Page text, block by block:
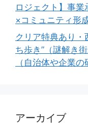
ロジェクト】事
×コミュニティ形
クリア特典あり・
ち歩き”（謎解き
（自治体や企業の
アーカイブ